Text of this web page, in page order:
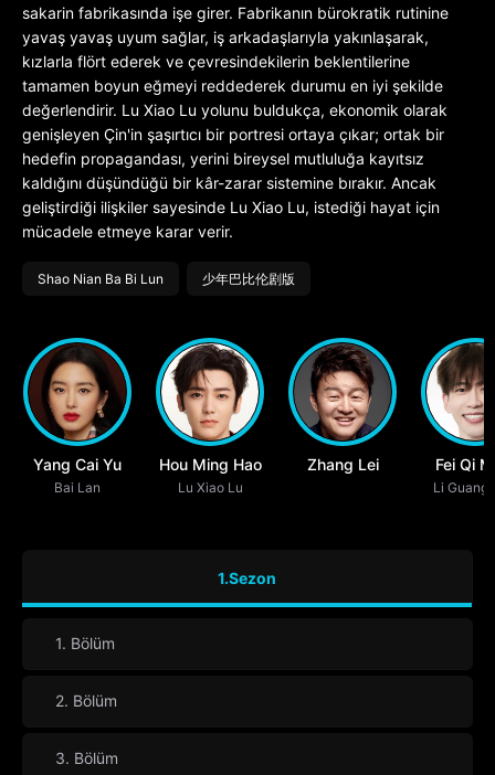
sakarin fabrikasında işe girer. Fabrikanın bürokratik rutinine
yavaş yavaş uyum sağlar, iş arkadaşlarıyla yakınlaşarak,
kızlarla flört ederek ve çevresindekilerin beklentilerine
tamamen boyun eğmeyi reddederek durumu en iyi şekilde
değerlendirir. Lu Xiao Lu yolunu buldukça, ekonomik olarak
genişleyen Çin'in şaşırtıcı bir portresi ortaya çıkar; ortak bir
hedefin propagandası, yerini bireysel mutluluğa kayıtsız
kaldığını düşündüğü bir kâr-zarar sistemine bırakır. Ancak
geliştirdiği ilişkiler sayesinde Lu Xiao Lu, istediği hayat için
mücadele etmeye karar verir.
Shao Nian Ba Bi Lun 少年巴比伦剧版
Yang Cai Yu
Bai Lan
Hou Ming Hao
Lu Xiao Lu
Zhang Lei Fei Qi
Li Guang
1.Sezon
1. Bölüm
2. Bölüm
3. Bölüm